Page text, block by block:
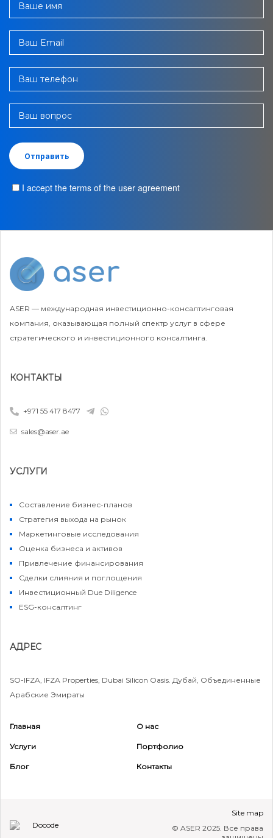
09:00 - 18:00
Ваше имя
Ваш Email
Ваш телефон
Ваш вопрос
I accept the terms of the user agreement
ASER — международная инвестиционно-консалтинговая
компания, оказывающая полный спектр услуг в сфере
стратегического и инвестиционного консалтинга.
КОНТАКТЫ
+971 55 417 8477
sales@aser.ae
УСЛУГИ
Составление бизнес-планов
Стратегия выхода на рынок
Маркетинговые исследования
Оценка бизнеса и активов
Привлечение финансирования
Сделки слияния и поглощения
Инвестиционный Due Diligence
ESG-консалтинг
АДРЕС
SO-IFZA, IFZA Properties, Dubai Silicon Oasis. Дубай, Объединенные
Арабские Эмираты
Главная О нас
Услуги Портфолио
Блог Контакты
Site map
© ASER 2025. Все права